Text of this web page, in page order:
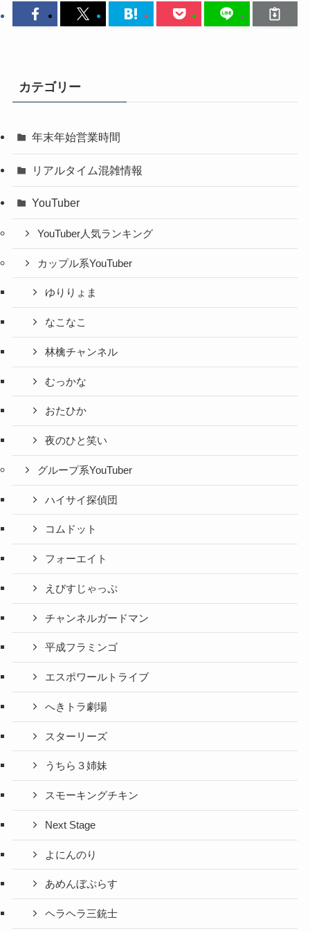
カテゴリー
年末年始営業時間
リアルタイム混雑情報
YouTuber
YouTuber人気ランキング
カップル系YouTuber
ゆりりょま
なこなこ
林檎チャンネル
むっかな
おたひか
夜のひと笑い
グループ系YouTuber
ハイサイ探偵団
コムドット
フォーエイト
えびすじゃっぷ
チャンネルガードマン
平成フラミンゴ
エスポワールトライブ
へきトラ劇場
スターリーズ
うちら３姉妹
スモーキングチキン
Next Stage
よにんのり
あめんぼぷらす
ヘラヘラ三銃士